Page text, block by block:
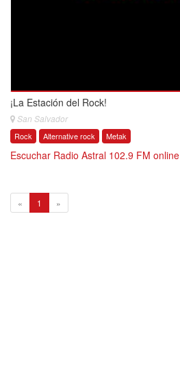
¡La Estación del Rock!
San Salvador
Rock Alternative rock Metak
Escuchar Radio Astral 102.9 FM online
« 1 »